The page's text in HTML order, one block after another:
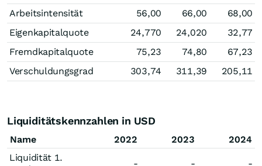
Arbeitsintensität
56,00 66,00
68,00
Eigenkapitalquote
24,770 24,020
32,77
Fremdkapitalquote
75,23 74,80
67,23
Verschuldungsgrad
303,74 311,39 205,11
Liquiditätskennzahlen in USD
Name 2022 2023
2024
Liquidität 1.
- - -